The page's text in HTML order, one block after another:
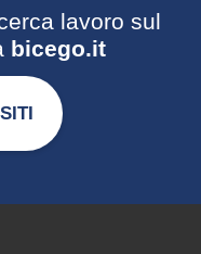
lavoro sul
bicego.it